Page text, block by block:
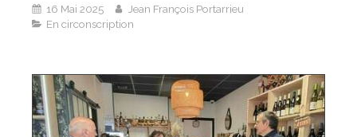
16 Mai 2025
Jean François Portarrieu
En circonscription